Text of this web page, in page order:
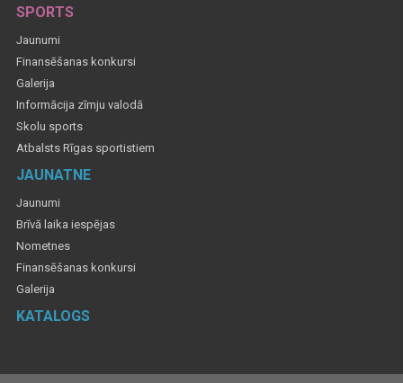
SPORTS
Jaunumi
Finansēšanas konkursi
Galerija
Informācija zīmju valodā
Skolu sports
Atbalsts Rīgas sportistiem
JAUNATNE
Jaunumi
Brīvā laika iespējas
Nometnes
Finansēšanas konkursi
Galerija
KATALOGS